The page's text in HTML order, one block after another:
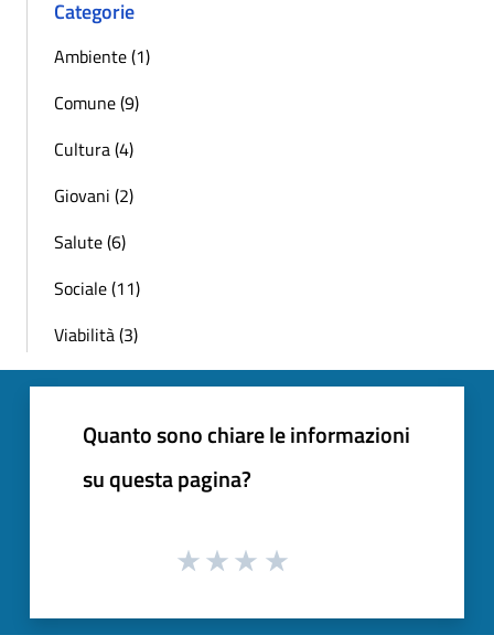
Categorie
Ambiente (1)
Comune (9)
Cultura (4)
Giovani (2)
Salute (6)
Sociale (11)
Viabilità (3)
Quanto sono chiare le informazioni
su questa pagina?